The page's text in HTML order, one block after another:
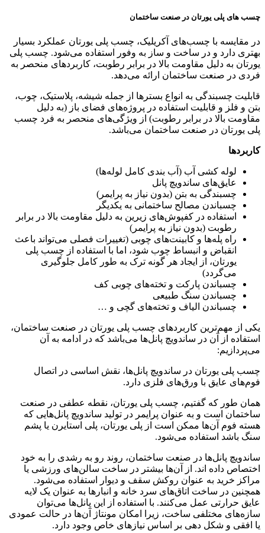
چسب های پلی یورتان در صنعت ساختمان
در مقایسه با چسب‌های آکریلیک، چسب پلی یورتان عملکرد بسیار
بهتری دارد و در ساخت و ساز به وفور استفاده می‌شود. چسب پلی
یورتان به دلیل مقاومت بالا در برابر رطوبت، کاربردهای منحصر به
فردی در صنعت ساختمان ارائه می‌دهد.
قابلیت چسبندگی به انواع بسترها از جمله شیشه، پلاستیک، چوب،
بتن و فلز و قابلیت استفاده در پروژه‌های فضای باز (به دلیل
مقاومت بالا در برابر رطوبت) از ویژگی‌های منحصر به فرد چسب
پلی یورتان در صنعت ساختمان می‌باشد.
کاربردها
لوله کشی آب (آب بندی کامل لوله‌ها)
عایق‌های ساندویچ پانل
چسبندگی به بتن (بدون نیاز به پرایمر)
چسباندن مصالح ساختمانی به یکدیگر
استفاده در کفپوش‌های زیرین به دلیل مقاومت بالا در برابر
رطوبت (بدون نیاز به پرایمر)
راه پله‌ها و کابینت‌های چوبی (تغییرات فصلی می‌تواند باعث
انقباض و انبساط چوب شود، اما با استفاده از چسب پلی
یورتان، از ایجاد هر گونه ترک به طور کامل جلوگیری
می‌گردد)
چسباندن پارکت و تخته‌های چوبی کف
چسباندن سنگ طبیعی
چسباندن الیاف و تخته‌های گچی و …
یکی از مهم‌ترین کاربردهای چسب پلی یورتان در صنعت ساختمان،
استفاده از آن در ساندویچ پانل‌ها می‌باشد که در ادامه به آن
می‌پردازیم:
چسب پلی یورتان در ساندویچ پانل‌ها، نقش اساسی در اتصال
فوم‌های عایق با ورق‌های فلزی دارد.
همان طور که گفتیم، چسب پلی یورتان، نقطه عطفی در صنعت
ساختمان است و به عنوان پرایمر در تولید ساندویچ پانل‌هایی که
هسته فوم آن‌ها ممکن است از پلی یورتان، پلی استایرن یا پشم
سنگ باشد استفاده می‌شود.
ساندویچ پانل‌ها در صنعت ساختمان، روند رو به رشدی را به خود
اختصاص داده اند. از آن‌ها بیشتر در ساخت سالن‌های ورزشی یا
مراکز خرید به عنوان روکش سقف و دیوار استفاده می‌شود.
همچنین در ساخت اتاق‌های سرد خانه و انبارها به عنوان یک لایه
عایق حرارتی عمل می‌کنند. با استفاده از این پانل‌ها می‌توان
سازه‌های مختلفی ساخت، زیرا امکان مونتاژ آن‌ها در حالت عمودی
یا افقی و شکل دهی بر اساس نیازهای خاص وجود دارد.